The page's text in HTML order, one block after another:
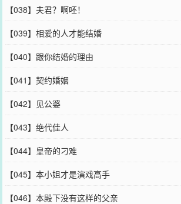
【038】夫君？啊呸！
【039】相爱的人才能结婚
【040】跟你结婚的理由
【041】契约婚姻
【042】见公婆
【043】绝代佳人
【044】皇帝的刁难
【045】本小姐才是演戏高手
【046】本殿下没有这样的父亲